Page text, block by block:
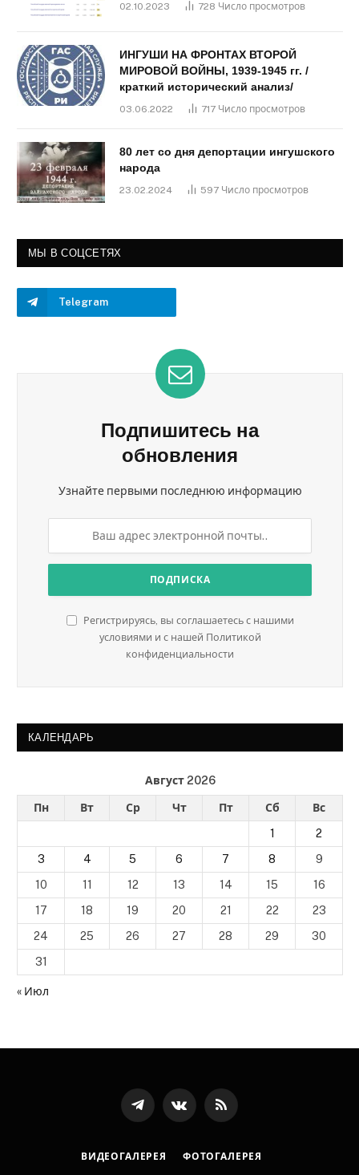
02.10.2023 728 Число просмотров
ИНГУШИ НА ФРОНТАХ ВТОРОЙ
МИРОВОЙ ВОЙНЫ, 1939-1945 гг. /
краткий исторический анализ/
03.06.2022 717 Число просмотров
80 лет со дня депортации ингушского
народа
23.02.2024 597 Число просмотров
МЫ В СОЦСЕТЯХ
Telegram
Подпишитесь на
обновления
Узнайте первыми последнюю информацию
Регистрируясь, вы соглашаетесь с нашими
условиями и с нашей Политикой
конфиденциальности
КАЛЕНДАРЬ
Август 2026
Пн Вт Ср Чт Пт Сб
Вс
1
2
3
4 5 6 7 8
9
10
11 12 13 14 15
16
17
18 19 20 21 22
23
24
25 26 27 28 29
30
31
« Июл
ТелеграммВКонтактеRSS-
ВИДЕОГАЛЕРЕЯ ФОТОГАЛЕРЕЯ